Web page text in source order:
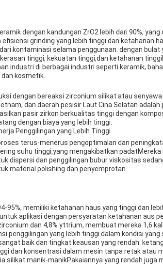
dengan kandungan ZrO2 lebih dari 90%, yang
grinding yang lebih tinggi dan ketahanan
kontaminasi selama penggunaan. dengan bulat
tinggi, kekuatan tinggi,dan ketahanan
industri di berbagai industri seperti keramik,
kosmetik.
dengan bereaksi zirconium silikat atau
dan daerah pesisir Laut Cina Selatan
pasir zirkon berkualitas tinggi dengan
dengan biaya yang lebih tinggi.
Penggilingan yang Lebih Tinggi
terus-menerus pengoptimalan dan
suhu tinggi,yang mengakibatkan padatMereka
dispersi dan penggilingan bubur viskositas
material polishing dan penyemprotan.
95%, memiliki ketahanan haus yang tinggi dan
aplikasi dengan persyaratan ketahanan aus
dan 4,8% yttrium, membuat mereka 1,6
penggilingan yang lebih tinggi dalam kondisi yang
baik dan tingkat keausan yang rendah.
dan konsentrasi dalam mesin tanpa retak atau
silikat manik-manikPakaiannya yang rendah juga